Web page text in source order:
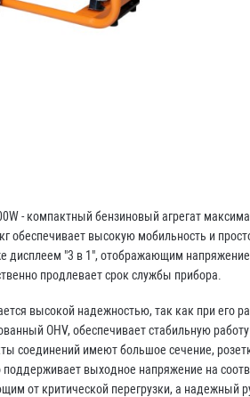
- компактный бензиновый агрегат
обеспечивает высокую мобильность и
дисплеем "3 в 1", отображающим
продлевает срок службы прибора.
высокой надежностью, так как при
OHV, обеспечивает стабильную
соединений имеют большое сечение,
поддерживает выходное напряжение на
от критической перегрузки, а надежный